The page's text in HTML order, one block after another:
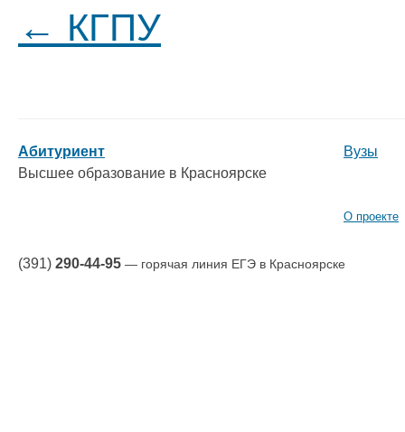
← КГПУ
Абитуриент
Высшее образование в Красноярске
Вузы
О проекте
(391) 290-44-95 — горячая линия ЕГЭ в Красноярске